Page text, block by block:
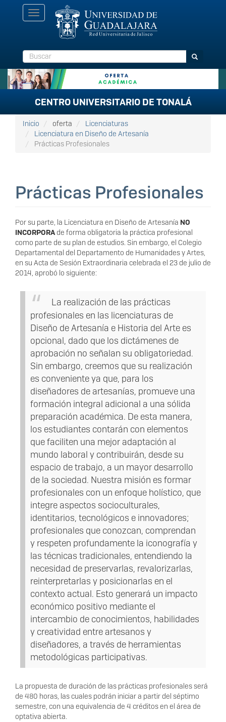
Toggle
navigation
Buscar Buscar
CENTRO UNIVERSITARIO DE TONALÁ
Inicio oferta
Licenciaturas
Licenciatura en Diseño de Artesanía
Prácticas Profesionales
Prácticas Profesionales
Por su parte, la Licenciatura en Diseño de Artesanía NO
INCORPORA de forma obligatoria la práctica profesional
como parte de su plan de estudios. Sin embargo, el Colegio
Departamental del Departamento de Humanidades y Artes,
en su Acta de Sesión Extraordinaria celebrada el 23 de julio de
2014, aprobó lo siguiente:
La realización de las prácticas
profesionales en las licenciaturas de
Diseño de Artesanía e Historia del Arte es
opcional, dado que los dictámenes de
aprobación no señalan su obligatoriedad.
Sin embargo, creemos que su realización
es conveniente ya que, para los
diseñadores de artesanías, promueve una
formación integral adicional a una sólida
preparación académica. De esta manera,
los estudiantes contarán con elementos
que faciliten una mejor adaptación al
mundo laboral y contribuirán, desde su
espacio de trabajo, a un mayor desarrollo
de la sociedad. Nuestra misión es formar
profesionales con un enfoque holístico, que
integre aspectos socioculturales,
identitarios, tecnológicos e innovadores;
profesionales que conozcan, comprendan
y respeten profundamente la iconografía y
las técnicas tradicionales, entendiendo la
necesidad de preservarlas, revalorizarlas,
reinterpretarlas y posicionarlas en el
contexto actual. Esto generará un impacto
económico positivo mediante el
intercambio de conocimientos, habilidades
y creatividad entre artesanos y
diseñadores, a través de herramientas
metodológicas participativas.
La propuesta de duración de las prácticas profesionales será
de 480 horas, las cuales podrán iniciar a partir del séptimo
semestre, con una equivalencia de 4 créditos en el área de
optativa abierta.